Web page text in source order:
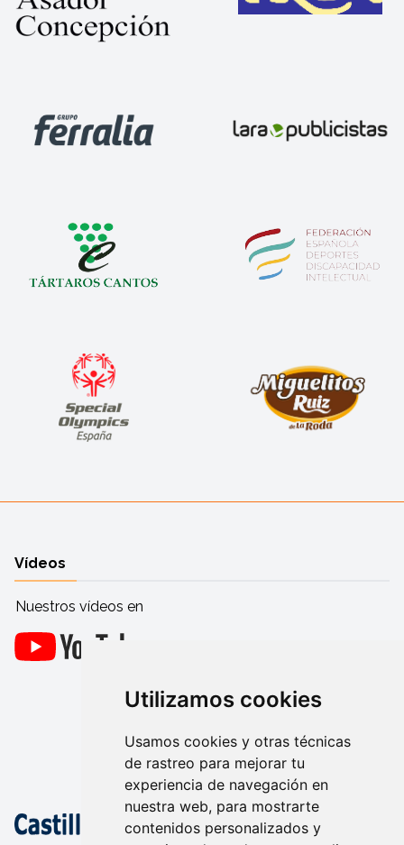
Utilizamos cookies
Usamos cookies y otras técnicas
de rastreo para mejorar tu
experiencia de navegación en
nuestra web, para mostrarte
contenidos personalizados y
Vídeos
Nuestros vídeos en